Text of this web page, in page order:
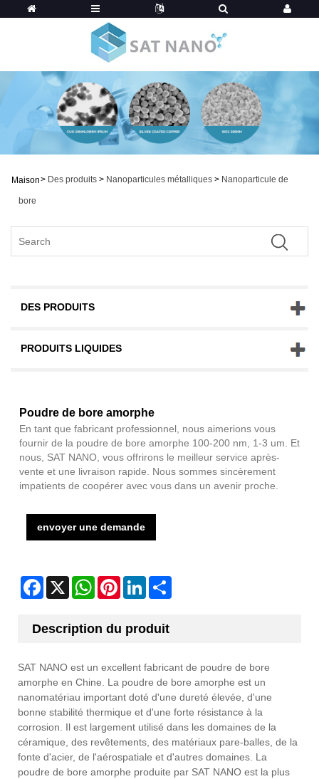
Maison> Des produits > Nanoparticules métalliques > Nanoparticule de
bore
DES PRODUITS
PRODUITS LIQUIDES
Poudre de bore amorphe
En tant que fabricant professionnel, nous aimerions vous
fournir de la poudre de bore amorphe 100-200 nm, 1-3 um. Et
nous, SAT NANO, vous offrirons le meilleur service après-
vente et une livraison rapide. Nous sommes sincèrement
impatients de coopérer avec vous dans un avenir proche.
envoyer une demande
Facebook
X WhatsAppPinterestLinkedIn
Description du produit
SAT NANO est un excellent fabricant de poudre de bore
amorphe en Chine. La poudre de bore amorphe est un
nanomatériau important doté d'une dureté élevée, d'une
bonne stabilité thermique et d'une forte résistance à la
corrosion. Il est largement utilisé dans les domaines de la
céramique, des revêtements, des matériaux pare-balles, de la
fonte d'acier, de l'aérospatiale et d'autres domaines. La
poudre de bore amorphe produite par SAT NANO est la plus